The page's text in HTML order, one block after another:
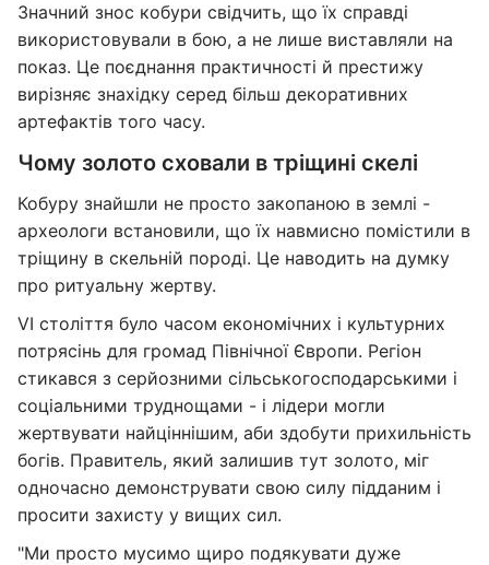
Значний знос кобури свідчить, що їх справді
використовували в бою, а не лише виставляли на
показ. Це поєднання практичності й престижу
вирізняє знахідку серед більш декоративних
артефактів того часу.
Чому золото сховали в тріщині скелі
Кобуру знайшли не просто закопаною в землі -
археологи встановили, що їх навмисно помістили в
тріщину в скельній породі. Це наводить на думку
про ритуальну жертву.
VI століття було часом економічних і культурних
потрясінь для громад Північної Європи. Регіон
стикався з серйозними сільськогосподарськими і
соціальними труднощами - і лідери могли
жертвувати найціннішим, аби здобути прихильність
богів. Правитель, який залишив тут золото, міг
одночасно демонструвати свою силу підданим і
просити захисту у вищих сил.
"Ми просто мусимо щиро подякувати дуже